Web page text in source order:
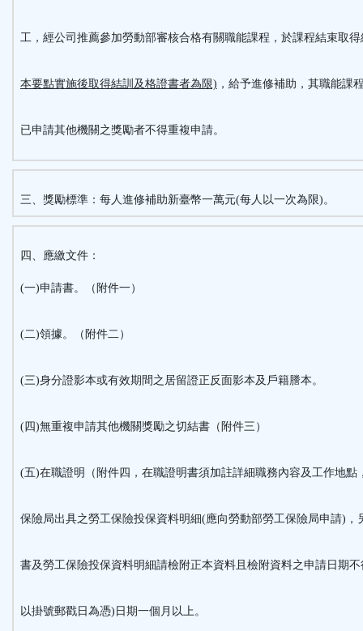
工，經公司推薦參加勞動部審核合格有關職能課程，於課程結束取
本要點實施後取得結訓及格證書者為限) ，給予進修補助，其職能課
已申請其他機關之獎勵者不得重複申請。
三、獎勵標準：每人進修補助新臺幣一萬元(每人以一次為限)。
四、應繳文件：
(一)申請書。（附件一）
(二)領據。（附件二）
(三)身分證影本或有效期間之居留證正反面影本及戶籍謄本。
(四)無重複申請其他機關獎勵之切結書（附件三）
(五)在職證明（附件四，在職證明書須加註詳細職務內容及工作地點
保險局出具之勞工保險投保資料明細(應向勞動部勞工保險局申請)，
書及勞工保險投保資料明細請檢附正本資料且檢附資料之申請日期
以掛號郵戳日為憑)日期一個月以上。